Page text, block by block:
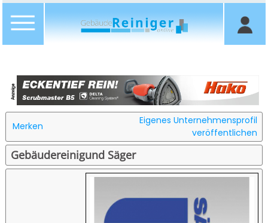
Merken
Eigenes Unternehmensprofil
veröffentlichen
Gebäudereinigund Säger